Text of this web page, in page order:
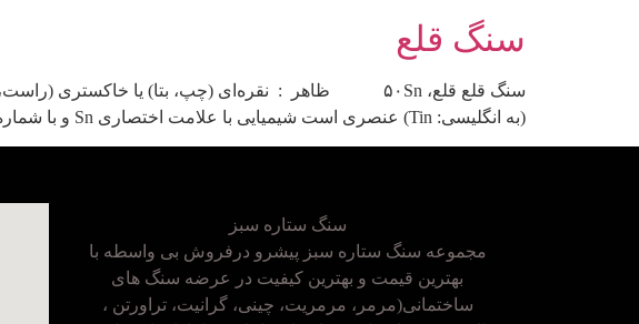
سنگ قلع
(به انگلیسی: Tin) عنصری است شیمیایی با علامت اختصاری Sn و با شماره ۵۰ در جدول […]
سنگ ستاره سبز
مجموعه سنگ ستاره سبز پیشرو درفروش بی واسطه با
بهترین قیمت و بهترین کیفیت در عرضه سنگ های
ساختمانی(مرمر، مرمریت، چینی، گرانیت، تراورتن ،